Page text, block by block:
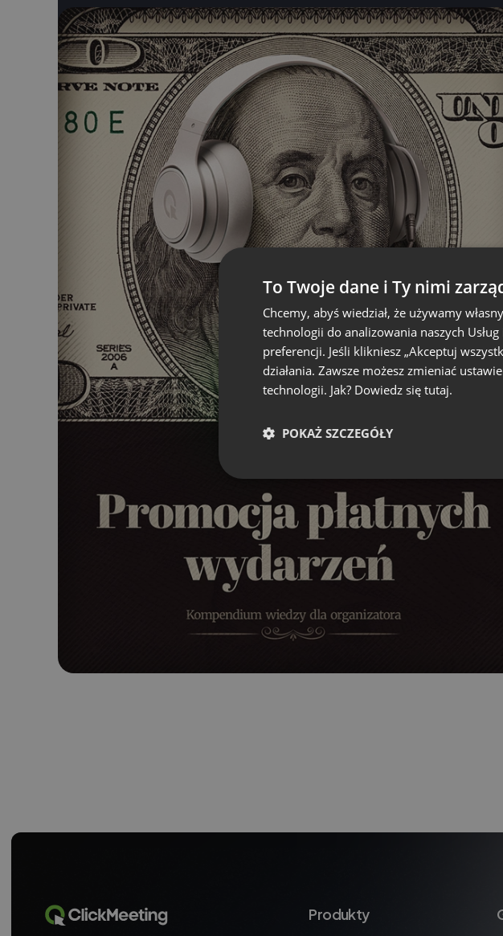
Produkty
To Twoje dane i Ty nimi
Chcemy, abyś wiedział, że używamy
technologii do analizowania naszych
preferencji. Jeśli klikniesz „Akceptuj
działania. Zawsze możesz zmieniać
technologii. Jak? Dowiedz się tutaj.
POKAŻ SZCZEGÓŁY